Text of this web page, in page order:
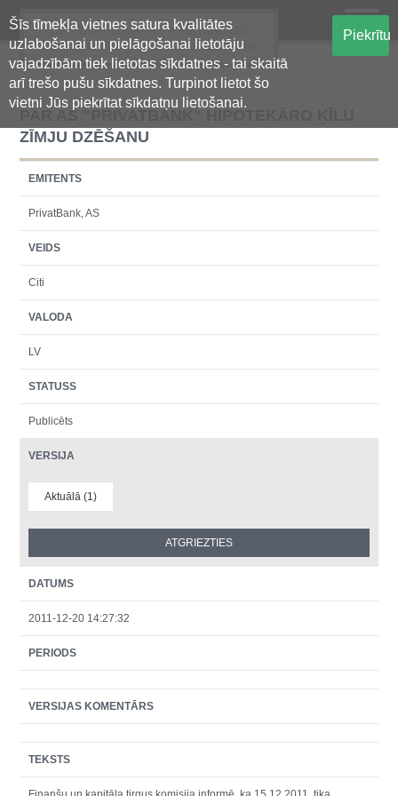
Šīs tīmekļa vietnes satura kvalitātes
uzlabošanai un pielāgošanai lietotāju
vajadzībām tiek lietotas sīkdatnes - tai skaitā
arī trešo pušu sīkdatnes. Turpinot lietot šo
vietni Jūs piekrītat sīkdatņu lietošanai.
Piekrītu
Oficiālā regulētās informācijas
centralizētā glabāšanas sistēma
PAR AS "PRIVATBANK" HIPOTEKĀRO ĶĪLU
ZĪMJU DZĒŠANU
EMITENTS
PrivatBank, AS
VEIDS
Citi
VALODA
LV
STATUSS
Publicēts
VERSIJA
Aktuālā (1)
DATUMS
2011-12-20 14:27:32
PERIODS
VERSIJAS KOMENTĀRS
TEKSTS